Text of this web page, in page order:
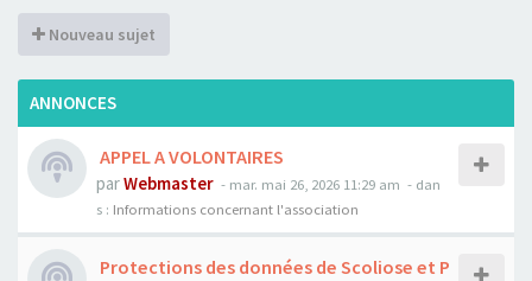
Nouveau sujet
ANNONCES
APPEL A VOLONTAIRES
parWebmaster - mar. mai 26, 2026 11:29 am - dan
s : Informations concernant l'association
Protections des données de Scoliose et P